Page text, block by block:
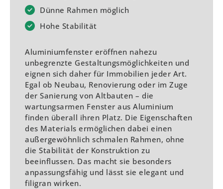
Dünne Rahmen möglich
Hohe Stabilität
Aluminiumfenster eröffnen nahezu
unbegrenzte Gestaltungsmöglichkeiten und
eignen sich daher für Immobilien jeder Art.
Egal ob Neubau, Renovierung oder im Zuge
der Sanierung von Altbauten – die
wartungsarmen Fenster aus Aluminium
finden überall ihren Platz. Die Eigenschaften
des Materials ermöglichen dabei einen
außergewöhnlich schmalen Rahmen, ohne
die Stabilität der Konstruktion zu
beeinflussen. Das macht sie besonders
anpassungsfähig und lässt sie elegant und
filigran wirken.